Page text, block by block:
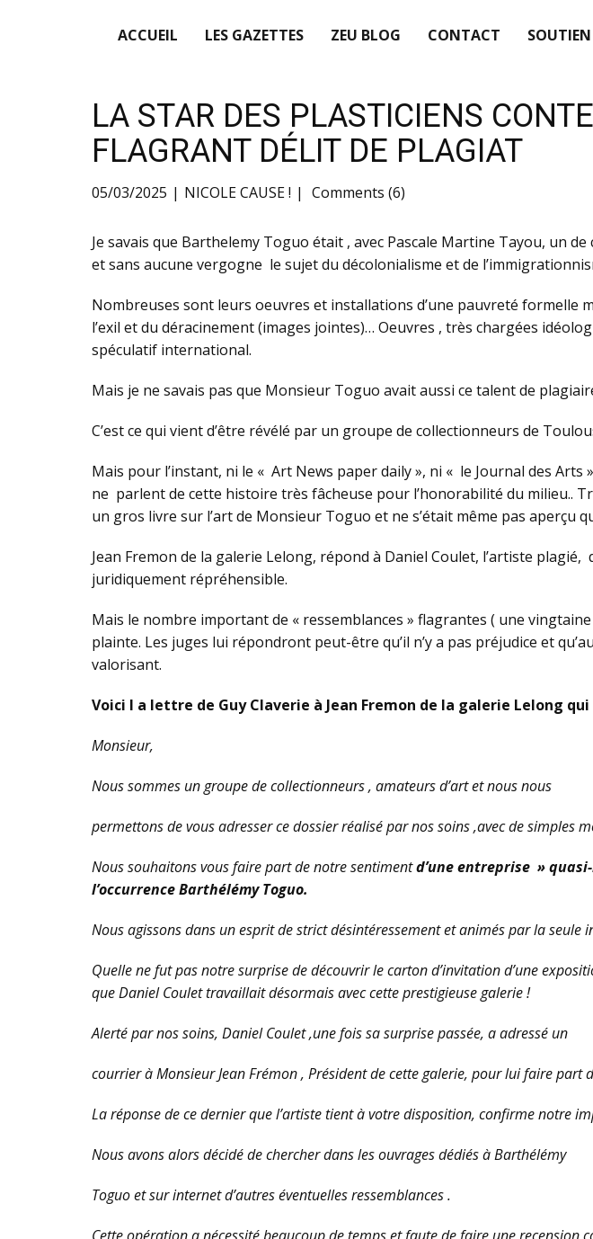
ACCUEIL LES GAZETTES ZEU BLOG CONTACT SOUTIEN
LA STAR DES PLASTICIENS
FLAGRANT DÉLIT DE PLAGIAT
05/03/2025 NICOLE CAUSE ! Comments (6)
Je savais que Barthelemy Toguo était , avec Pascale Martine Tayou, un
et sans aucune vergogne le sujet du décolonialisme et de
Nombreuses sont leurs oeuvres et installations d’une pauvreté
l’exil et du déracinement (images jointes)… Oeuvres , très chargées
spéculatif international.
Mais je ne savais pas que Monsieur Toguo avait aussi ce talent de
C’est ce qui vient d’être révélé par un groupe de collectionneurs de
Mais pour l’instant, ni le « Art News paper daily », ni « le Journal des
ne parlent de cette histoire très fâcheuse pour l’honorabilité du milieu..
un gros livre sur l’art de Monsieur Toguo et ne s’était même pas aperçu
Jean Fremon de la galerie Lelong, répond à Daniel Coulet, l’artiste
juridiquement répréhensible.
Mais le nombre important de « ressemblances » flagrantes ( une
plainte. Les juges lui répondront peut-être qu’il n’y a pas préjudice et
valorisant.
Voici l a lettre de Guy Claverie à Jean Fremon de la galerie Lelong
Monsieur,
Nous sommes un groupe de collectionneurs , amateurs d’art et nous nous
permettons de vous adresser ce dossier réalisé par nos soins ,avec de simples
Nous souhaitons vous faire part de notre sentimentd’une entreprise »
l’occurrence Barthélémy Toguo.
Nous agissons dans un esprit de strict désintéressement et animés par la
Quelle ne fut pas notre surprise de découvrir le carton d’invitation d’une
que Daniel Coulet travaillait désormais avec cette prestigieuse galerie !
Alerté par nos soins, Daniel Coulet ,une fois sa surprise passée, a adressé un
courrier à Monsieur Jean Frémon , Président de cette galerie, pour lui faire part
La réponse de ce dernier que l’artiste tient à votre disposition, confirme notre
Nous avons alors décidé de chercher dans les ouvrages dédiés à Barthélémy
Toguo et sur internet d’autres éventuelles ressemblances .